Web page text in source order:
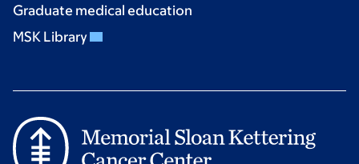
Graduate medical education
MSK Library